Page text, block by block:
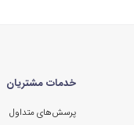
خدمات مشتریان
پرسش‌های متداول